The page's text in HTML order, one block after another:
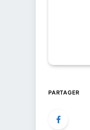
PARTAGER